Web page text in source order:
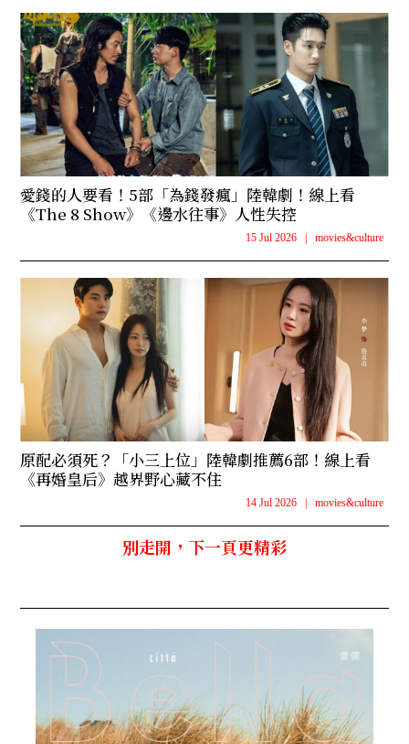
愛錢的人要看！5部「為錢發瘋」陸韓劇！線上看
《The 8 Show》《邊水往事》人性失控
15 Jul 2026 movies&culture
原配必須死？「小三上位」陸韓劇推薦6部！線上看
《再婚皇后》越界野心藏不住
14 Jul 2026 movies&culture
別走開，下一頁更精彩